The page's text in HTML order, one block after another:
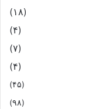
(۱۸)
(۴)
(۷)
(۴)
(۴۵)
(۹۸)